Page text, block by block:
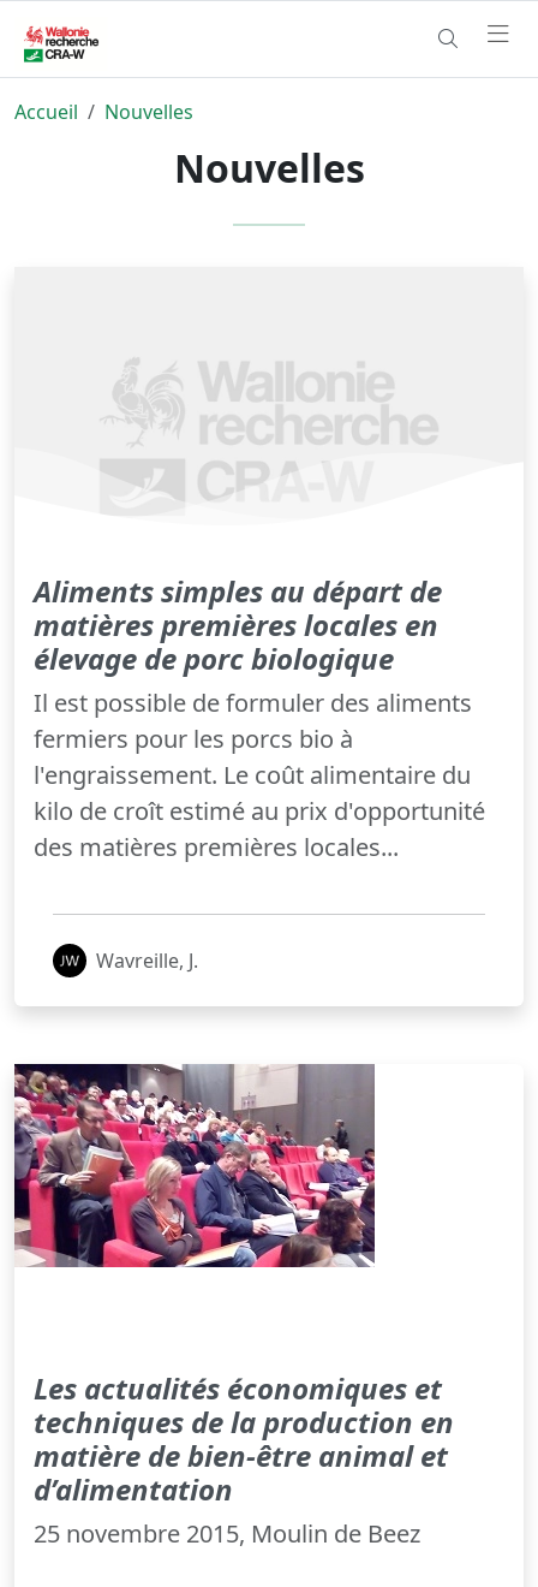
Accueil Nouvelles
Nouvelles
Aliments simples au départ de
matières premières locales en
élevage de porc biologique
Il est possible de formuler des aliments
fermiers pour les porcs bio à
l'engraissement. Le coût alimentaire du
kilo de croît estimé au prix d'opportunité
des matières premières locales...
Wavreille, J.
Les actualités économiques et
techniques de la production en
matière de bien-être animal et
d’alimentation
25 novembre 2015, Moulin de Beez